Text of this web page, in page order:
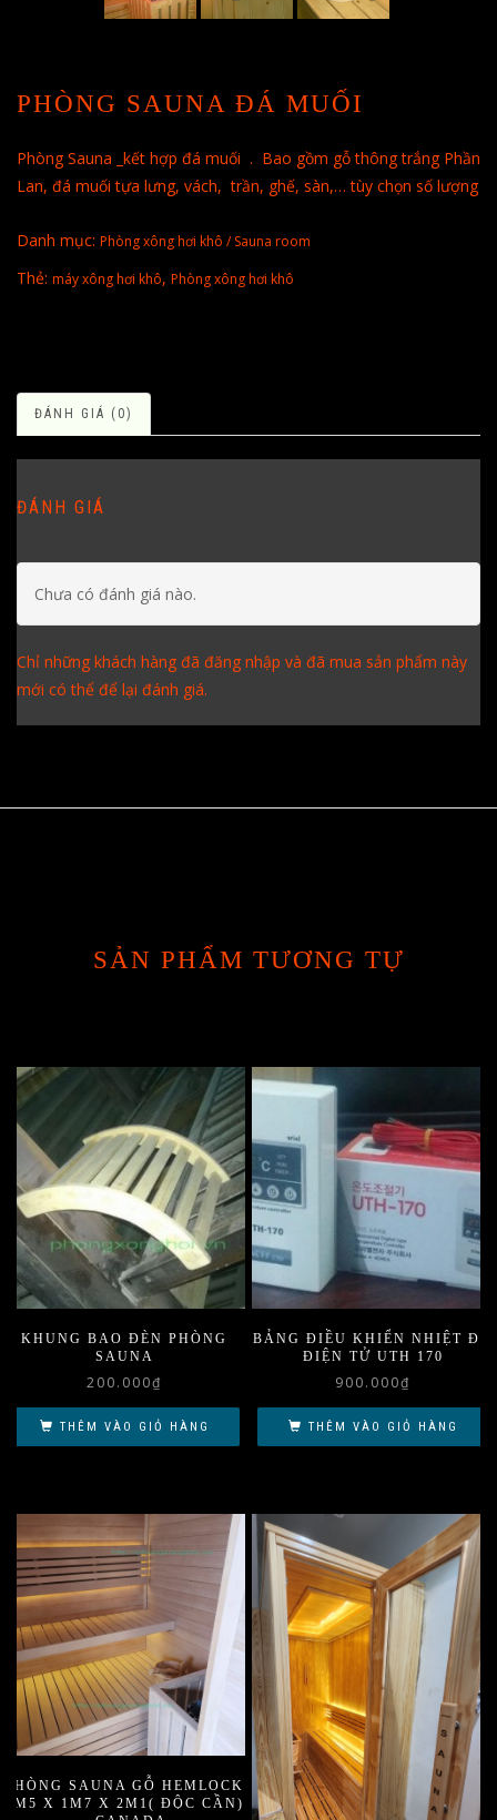
PHÒNG SAUNA ĐÁ MUỐI
Phòng Sauna _kết hợp đá muối . Bao gồm gỗ thông trắng Phần
Lan, đá muối tựa lưng, vách, trần, ghế, sàn,… tùy chọn số lượng
Danh mục: Phòng xông hơi khô / Sauna room
Thẻ: máy xông hơi khô, Phòng xông hơi khô
ĐÁNH GIÁ (0)
ĐÁNH GIÁ
Chưa có đánh giá nào.
Chỉ những khách hàng đã đăng nhập và đã mua sản phẩm này
mới có thể để lại đánh giá.
SẢN PHẨM TƯƠNG TỰ
KHUNG BAO ĐÈN PHÒNG
SAUNA
200.000₫
THÊM VÀO GIỎ HÀNG
BẢNG ĐIỀU KHIỂN NHIỆT ĐỘ
ĐIỆN TỬ UTH 170
900.000₫
THÊM VÀO GIỎ HÀNG
PHÒNG SAUNA GỖ HEMLOCK
1M5 X 1M7 X 2M1( ĐỘC CẦN)